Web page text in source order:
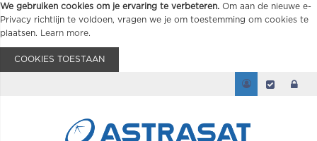
We gebruiken cookies om je ervaring te verbeteren. Om aan de nieuwe e-
Privacy richtlijn te voldoen, vragen we je om toestemming om cookies te
plaatsen.
Learn more.
COOKIES TOESTAAN